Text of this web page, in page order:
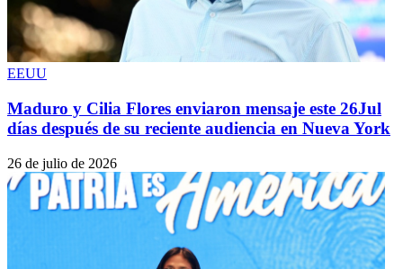
EEUU
Maduro y Cilia Flores enviaron mensaje este 26Jul
días después de su reciente audiencia en Nueva York
26 de julio de 2026